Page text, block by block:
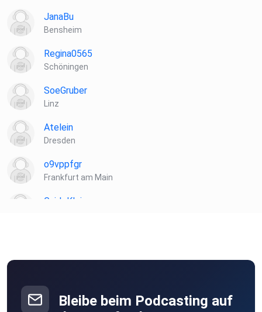
JanaBu
Bensheim
Regina0565
Schöningen
SoeGruber
Linz
Atelein
Dresden
o9vppfgr
Frankfurt am Main
GuidoKlein
Bleibe beim Podcasting auf